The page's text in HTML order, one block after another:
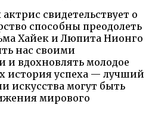
свидетельствует о
способны преодолеть
Хайек и Люпита Нионго
нас своими
вдохновлять молодое
история успеха — лучший
искусства могут быть
мирового